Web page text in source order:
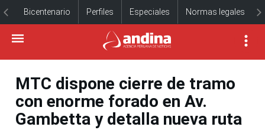
Bicentenario Perfiles Especiales Normas legales
MTC dispone cierre de tramo
con enorme forado en Av.
Gambetta y detalla nueva ruta